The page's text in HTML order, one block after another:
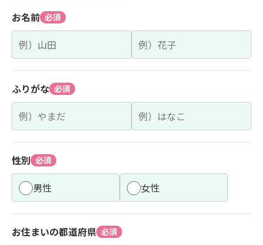
お名前 必須
ふりがな 必須
性別 必須
男性 女性
お住まいの都道府県 必須